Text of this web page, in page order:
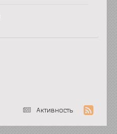
Активность